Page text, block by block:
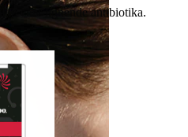
eller lignende antibiotika.